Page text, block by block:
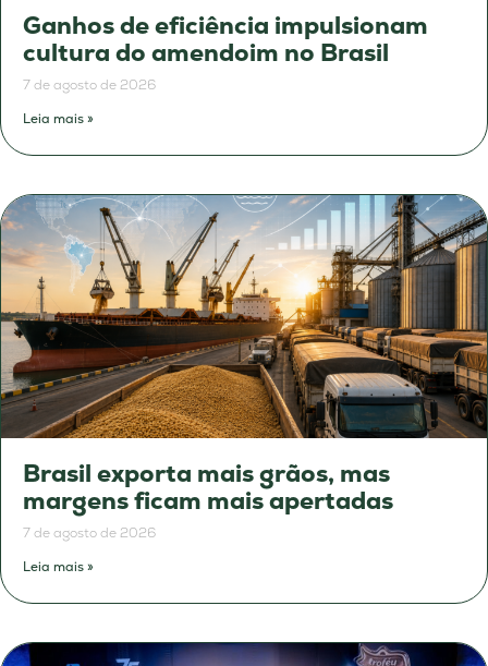
Ganhos de eficiência impulsionam
cultura do amendoim no Brasil
7 de agosto de 2026
Leia mais »
Brasil exporta mais grãos, mas
margens ficam mais apertadas
7 de agosto de 2026
Leia mais »